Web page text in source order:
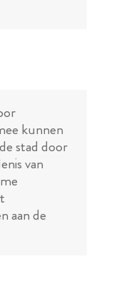
kunnen
stad door
van
aan de